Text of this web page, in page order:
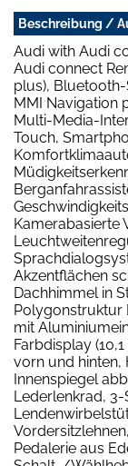
Beschreibung /
Audi with Audi
Audi connect
plus),
MMI Navigation
Multi-Media-
Touch,
Kamerabasierte
Akzentflächen
Dachhimmel in
Polygonstruktur
mit
Farbdisplay
vorn und hinten,
Innenspiegel
Lederlenkrad,
Pedalerie aus